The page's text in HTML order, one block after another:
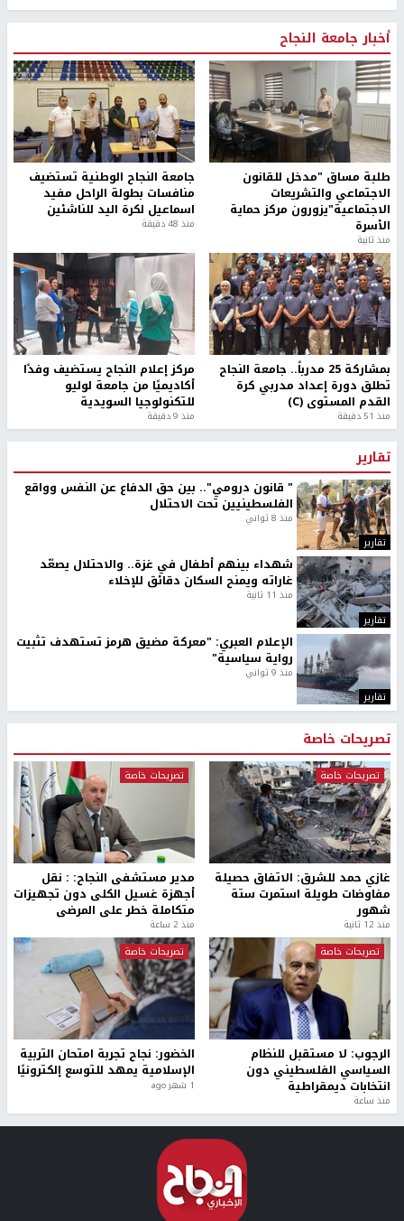
أخبار جامعة النجاح
طلبة مساق "مدخل للقانون
الاجتماعي والتشريعات
الاجتماعية"يزورون مركز حماية
الأسرة
منذ ثانية
جامعة النجاح الوطنية تستضيف
منافسات بطولة الراحل مفيد
اسماعيل لكرة اليد للناشئين
منذ 48 دقيقة
بمشاركة 25 مدرباً.. جامعة النجاح
تطلق دورة إعداد مدربي كرة
القدم المستوى (C)
منذ 51 دقيقة
مركز إعلام النجاح يستضيف وفدًا
أكاديميًا من جامعة لوليو
للتكنولوجيا السويدية
منذ 9 دقيقة
تقارير
تقارير
" قانون درومي".. بين حق الدفاع عن النفس وواقع
الفلسطينيين تحت الاحتلال
منذ 8 ثواني
تقارير
شهداء بينهم أطفال في غزة.. والاحتلال يصعّد
غاراته ويمنح السكان دقائق للإخلاء
منذ 11 ثانية
تقارير
الإعلام العبري: "معركة مضيق هرمز تستهدف تثبيت
رواية سياسية"
منذ 9 ثواني
تصريحات خاصة
تصريحات خاصة
غازي حمد للشرق: الاتفاق حصيلة
مفاوضات طويلة استمرت ستة
شهور
منذ 12 ثانية
تصريحات خاصة
مدير مستشفى النجاح: : نقل
أجهزة غسيل الكلى دون تجهيزات
متكاملة خطر على المرضى
منذ 2 ساعة
تصريحات خاصة
الرجوب: لا مستقبل للنظام
السياسي الفلسطيني دون
انتخابات ديمقراطية
منذ ساعة
تصريحات خاصة
الخضور: نجاح تجربة امتحان التربية
الإسلامية يمهد للتوسع إلكترونيًا
1 شهر ago